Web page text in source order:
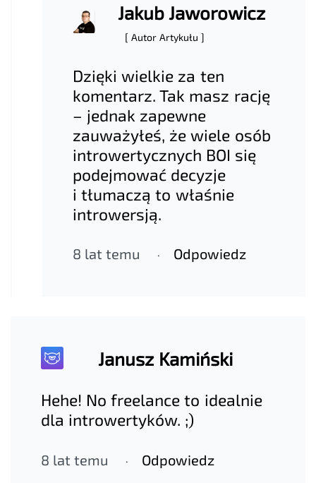
Jakub Jaworowicz
[ Autor Artykułu ]
Dzięki wielkie za ten
komentarz. Tak masz rację
– jednak zapewne
zauważyłeś, że wiele osób
introwertycznych BOI się
podejmować decyzje
i tłumaczą to właśnie
introwersją.
8 lat temu Odpowiedz
Janusz Kamiński
Hehe! No freelance to idealnie
dla introwertyków. ;)
8 lat temu Odpowiedz